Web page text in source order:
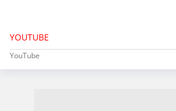
YOUTUBE
YouTube